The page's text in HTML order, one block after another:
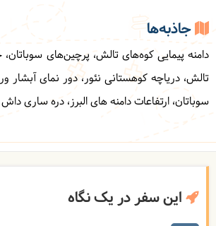
جاذبه‌ها
دامنه پیمایی کوه‌های تالش، پرچین‌های
تالش، دریاچه کوهستانی نئور، دور نمای آبشار
سوباتان، ارتفاعات دامنه های البرز، دره ساری داش
این سفر در یک نگاه